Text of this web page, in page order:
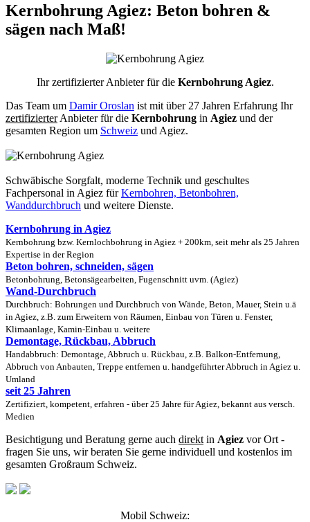
Kernbohrung Agiez: Beton bohren &
sägen nach Maß!
Ihr zertifizierter Anbieter für die Kernbohrung Agiez.
Das Team um Damir Oroslan ist mit über 27 Jahren Erfahrung Ihr
zertifizierterAnbieter für die Kernbohrung in Agiez und der
gesamten Region um Schweiz und Agiez.
Schwäbische Sorgfalt, moderne Technik und geschultes
Fachpersonal in Agiez fürKernbohren, Betonbohren,
Wanddurchbruch und weitere Dienste.
Kernbohrung in Agiez
Kernbohrung bzw. Kernlochbohrung in Agiez + 200km, seit mehr als 25 Jahren
Expertise in der Region
Beton bohren, schneiden, sägen
Betonbohrung, Betonsägearbeiten, Fugenschnitt uvm. (Agiez)
Wand-Durchbruch
Durchbruch: Bohrungen und Durchbruch von Wände, Beton, Mauer, Stein u.ä
in Agiez, z.B. zum Erweitern von Räumen, Einbau von Türen u. Fenster,
Klimaanlage, Kamin-Einbau u. weitere
Demontage, Rückbau, Abbruch
Handabbruch: Demontage, Abbruch u. Rückbau, z.B. Balkon-Entfernung,
Abbruch von Anbauten, Treppe entfernen u. handgeführter Abbruch in Agiez u.
Umland
seit 25 Jahren
Zertifiziert, kompetent, erfahren - über 25 Jahre für Agiez, bekannt aus versch.
Medien
Besichtigung und Beratung gerne auch direkt in Agiez vor Ort -
fragen Sie uns, wir beraten Sie gerne individuell und kostenlos im
gesamten Großraum Schweiz.
Mobil Schweiz: